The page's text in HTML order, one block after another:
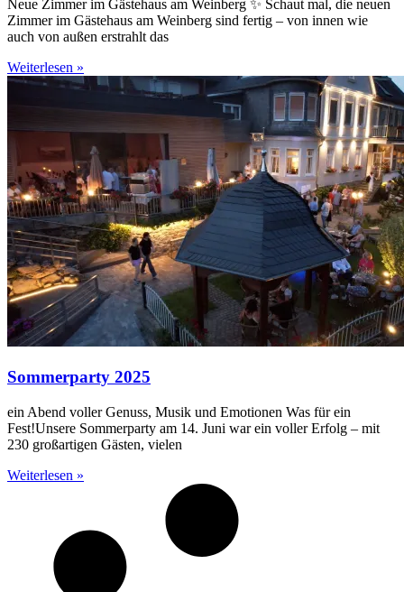
Neue Zimmer im Gästehaus am Weinberg ✨ Schaut mal, die neuen
Zimmer im Gästehaus am Weinberg sind fertig – von innen wie
auch von außen erstrahlt das
Weiterlesen »
Sommerparty 2025
ein Abend voller Genuss, Musik und Emotionen Was für ein
Fest!Unsere Sommerparty am 14. Juni war ein voller Erfolg – mit
230 großartigen Gästen, vielen
Weiterlesen »